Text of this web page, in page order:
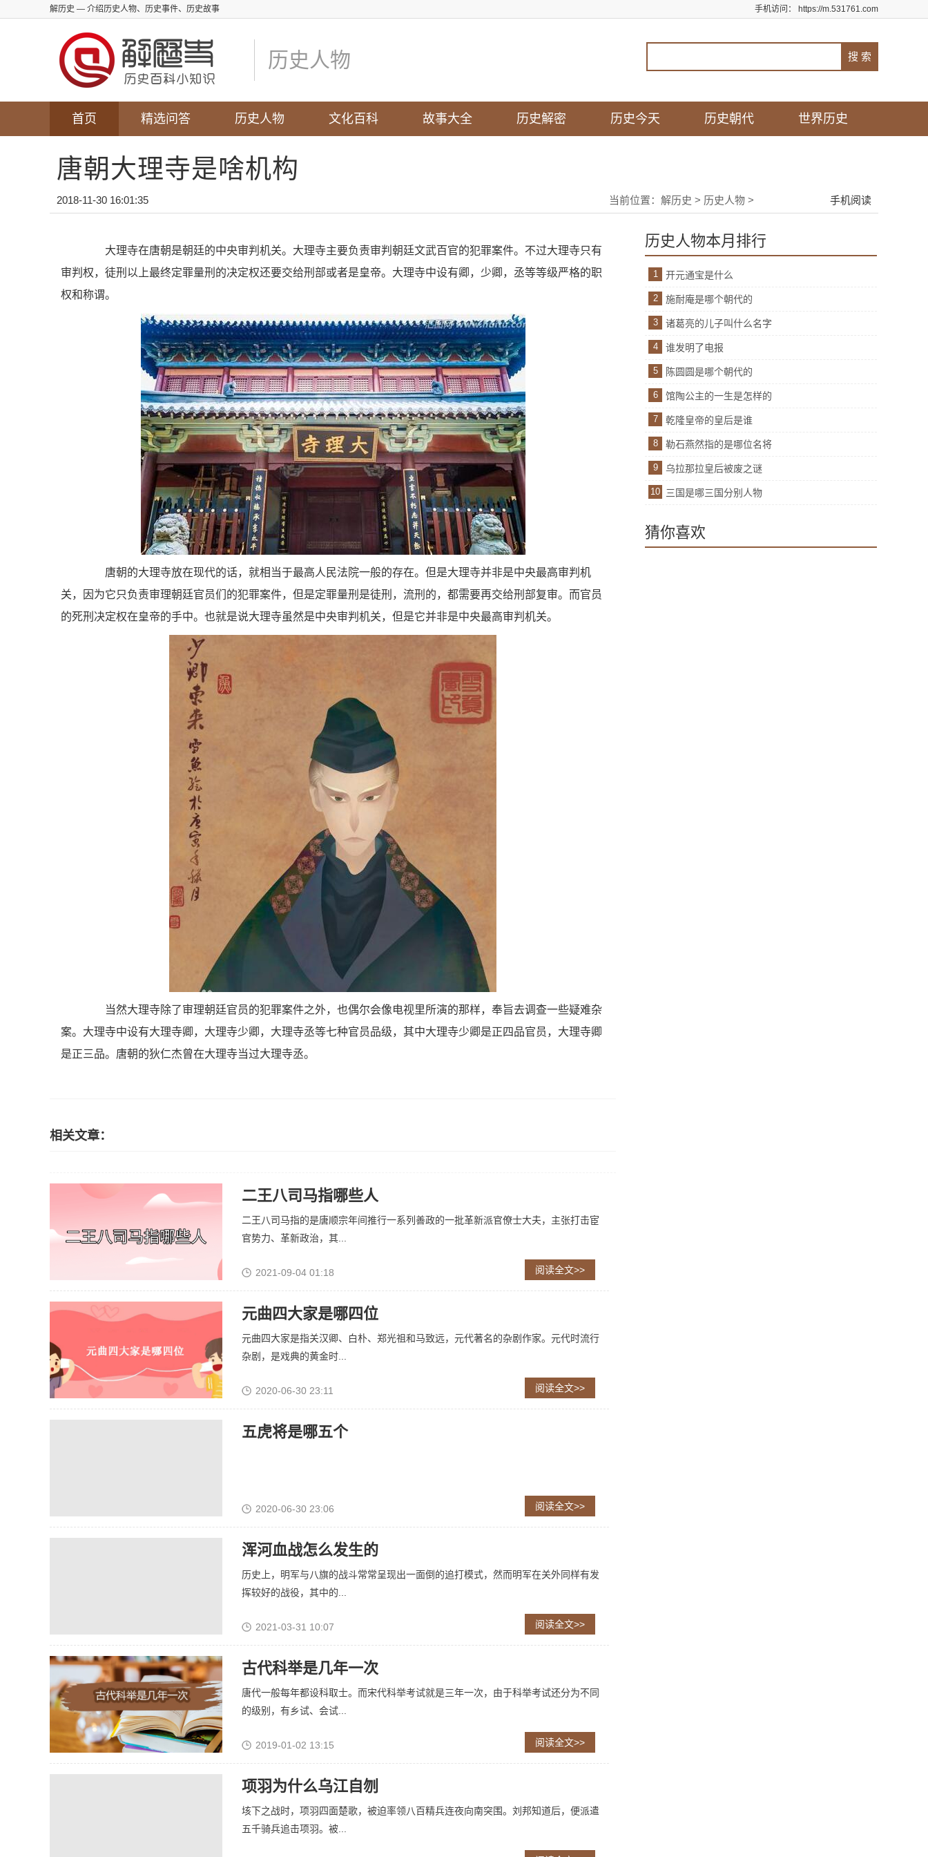
解历史 — 介绍历史人物、历史事件、历史故事 手机访问： https://m.531761.com
历史人物
首页 精选问答 历史人物 文化百科 故事大全 历史解密 历史今天 历史朝代 世界历史
唐朝大理寺是啥机构
2018-11-30 16:01:35 当前位置： 解历史 > 历史人物 > 手机阅读
大理寺在唐朝是朝廷的中央审判机关。大理寺主要负责审判朝廷文武百官的犯罪案件。不过大理寺只有
审判权，徒刑以上最终定罪量刑的决定权还要交给刑部或者是皇帝。大理寺中设有卿，少卿，丞等等级严格的职
权和称谓。
唐朝的大理寺放在现代的话，就相当于最高人民法院一般的存在。但是大理寺并非是中央最高审判机
关，因为它只负责审理朝廷官员们的犯罪案件，但是定罪量刑是徒刑，流刑的，都需要再交给刑部复审。而官员
的死刑决定权在皇帝的手中。也就是说大理寺虽然是中央审判机关，但是它并非是中央最高审判机关。
当然大理寺除了审理朝廷官员的犯罪案件之外，也偶尔会像电视里所演的那样，奉旨去调查一些疑难杂
案。大理寺中设有大理寺卿，大理寺少卿，大理寺丞等七种官员品级，其中大理寺少卿是正四品官员，大理寺卿
是正三品。唐朝的狄仁杰曾在大理寺当过大理寺丞。
相关文章：
二王八司马指哪些人
二王八司马指的是唐顺宗年间推行一系列善政的一批革新派官僚士大夫，主张打击宦
官势力、革新政治，其...
2021-09-04 01:18 阅读全文>>
元曲四大家是哪四位
元曲四大家是指关汉卿、白朴、郑光祖和马致远，元代著名的杂剧作家。元代时流行
杂剧，是戏典的黄金时...
2020-06-30 23:11 阅读全文>>
五虎将是哪五个
2020-06-30 23:06 阅读全文>>
浑河血战怎么发生的
历史上，明军与八旗的战斗常常呈现出一面倒的追打模式，然而明军在关外同样有发
挥较好的战役，其中的...
2021-03-31 10:07 阅读全文>>
古代科举是几年一次
唐代一般每年都设科取士。而宋代科举考试就是三年一次，由于科举考试还分为不同
的级别，有乡试、会试...
2019-01-02 13:15 阅读全文>>
项羽为什么乌江自刎
垓下之战时，项羽四面楚歌，被迫率领八百精兵连夜向南突围。刘邦知道后，便派遣
五千骑兵追击项羽。被...
历史人物本月排行
1 开元通宝是什么
2 施耐庵是哪个朝代的
3 诸葛亮的儿子叫什么名字
4 谁发明了电报
5 陈圆圆是哪个朝代的
6 馆陶公主的一生是怎样的
7 乾隆皇帝的皇后是谁
8 勒石燕然指的是哪位名将
9 乌拉那拉皇后被废之谜
10 三国是哪三国分别人物
猜你喜欢